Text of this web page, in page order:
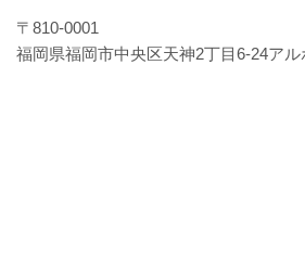
〒810-0001
福岡県福岡市中央区天神2丁目6-24ア